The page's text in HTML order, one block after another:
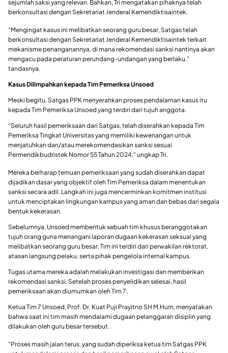
sejumlah saksi yang relevan. Bahkan, Tri mengatakan pihaknya telah
berkonsultasi dengan Sekretariat Jenderal Kemendiktisaintek.
“Mengingat kasus ini melibatkan seorang guru besar, Satgas telah
berkonsultasi dengan Sekretariat Jenderal Kemendiktisaintek terkait
mekanisme penanganannya, di mana rekomendasi sanksi nantinya akan
mengacu pada peraturan perundang-undangan yang berlaku,”
tandasnya.
Kasus Dilimpahkan kepada Tim Pemeriksa Unsoed
Meski begitu, Satgas PPK menyerahkan proses pendalaman kasus itu
kepada Tim Pemeriksa Unsoed yang terdiri dari tujuh anggota.
“Seluruh hasil pemeriksaan dari Satgas, telah diserahkan kepada Tim
Pemeriksa Tingkat Universitas yang memiliki kewenangan untuk
menjatuhkan dan/atau merekomendasikan sanksi sesuai
Permendikbudristek Nomor 55 Tahun 2024,” ungkap Tri.
Mereka berharap temuan pemeriksaan yang sudah diserahkan dapat
dijadikan dasar yang objektif oleh Tim Pemeriksa dalam menentukan
sanksi secara adil. Langkah ini juga mencerminkan komitmen institusi
untuk menciptakan lingkungan kampus yang aman dan bebas dari segala
bentuk kekerasan.
Sebelumnya, Unsoed membentuk sebuah tim khusus beranggotakan
tujuh orang guna menangani laporan dugaan kekerasan seksual yang
melibatkan seorang guru besar. Tim ini terdiri dari perwakilan rektorat,
atasan langsung pelaku, serta pihak pengelola internal kampus.
Tugas utama mereka adalah melakukan investigasi dan memberikan
rekomendasi sanksi. Setelah proses penyelidikan selesai, hasil
pemeriksaan akan diumumkan oleh Tim 7.
Ketua Tim 7 Unsoed, Prof. Dr. Kuat Puji Prayitno SH M.Hum, menyatakan
bahwa saat ini tim masih mendalami dugaan pelanggaran disiplin yang
dilakukan oleh guru besar tersebut.
“Proses masih jalan terus, yang sudah diperiksa ketua tim Satgas PPK